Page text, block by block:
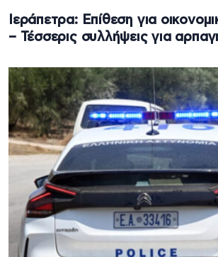
Ιεράπετρα: Επίθεση για
– Τέσσερις συλλήψεις για